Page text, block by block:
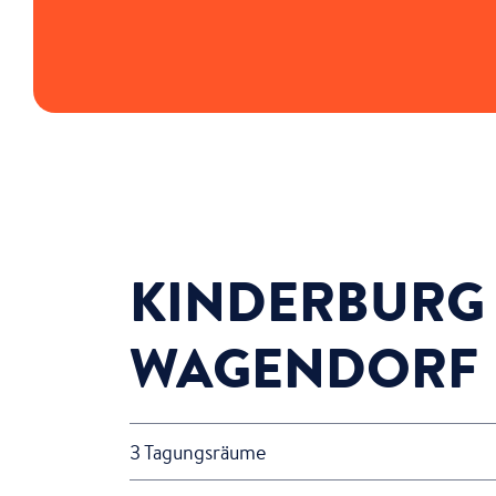
WAGENDORF
3 Tagungsräume